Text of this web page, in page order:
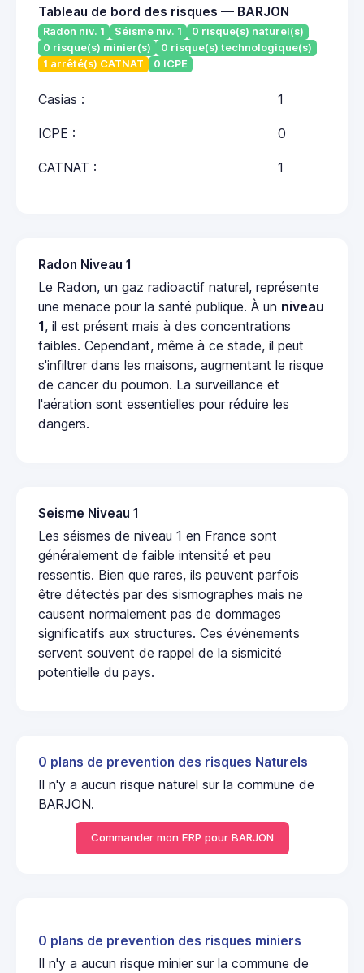
Tableau de bord des risques — BARJON
Radon niv. 1 Séisme niv. 1
0 risque(s) naturel(s)
0 risque(s) minier(s)
0 risque(s) technologique(s)
1 arrêté(s) CATNAT
0 ICPE
Casias : 1
ICPE : 0
CATNAT : 1
Radon Niveau 1
Le Radon, un gaz radioactif naturel, représente
une menace pour la santé publique. À un niveau
1, il est présent mais à des concentrations
faibles. Cependant, même à ce stade, il peut
s'infiltrer dans les maisons, augmentant le risque
de cancer du poumon. La surveillance et
l'aération sont essentielles pour réduire les
dangers.
Seisme Niveau 1
Les séismes de niveau 1 en France sont
généralement de faible intensité et peu
ressentis. Bien que rares, ils peuvent parfois
être détectés par des sismographes mais ne
causent normalement pas de dommages
significatifs aux structures. Ces événements
servent souvent de rappel de la sismicité
potentielle du pays.
0 plans de prevention des risques Naturels
Il n'y a aucun risque naturel sur la commune de
BARJON.
Commander mon ERP pour BARJON
0 plans de prevention des risques miniers
Il n'y a aucun risque minier sur la commune de